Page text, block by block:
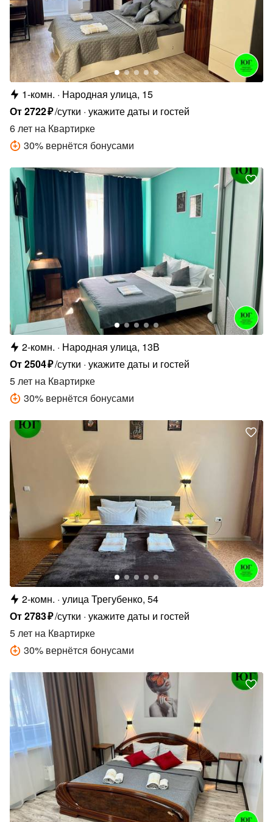
1-комн.
Народная улица, 15
От2722₽/сутки укажите даты и гостей
6 лет на Квартирке
30% вернётся бонусами
2-комн.
Народная улица, 13В
От2504₽/сутки укажите даты и гостей
5 лет на Квартирке
30% вернётся бонусами
2-комн. улица Трегубенко, 54
От2783₽/сутки укажите даты и гостей
5 лет на Квартирке
30% вернётся бонусами